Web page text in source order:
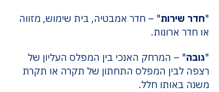
"חדר שירות" – חדר אמבטיה, בית שימוש, מזווה
או חדר ארונות.
"גובה" – המרחק האנכי בין המפלס העליון של
רצפה לבין המפלס התחתון של תקרה או תקרת
משנה באותו חלל.